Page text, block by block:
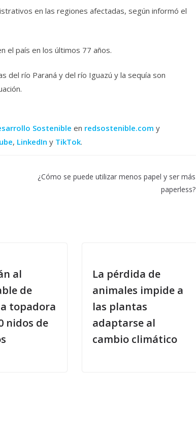
en las regiones afectadas, según informó el
el país en los últimos 77 años.
del río Paraná y del río Iguazú y la sequía son
Sostenible en redsostenible.com y
, LinkedIn y TikTok.
¿Cómo se puede utilizar menos papel y ser más
paperless?
al
de
topadora
nidos de
La pérdida de
animales impide a
las plantas
adaptarse al
cambio climático